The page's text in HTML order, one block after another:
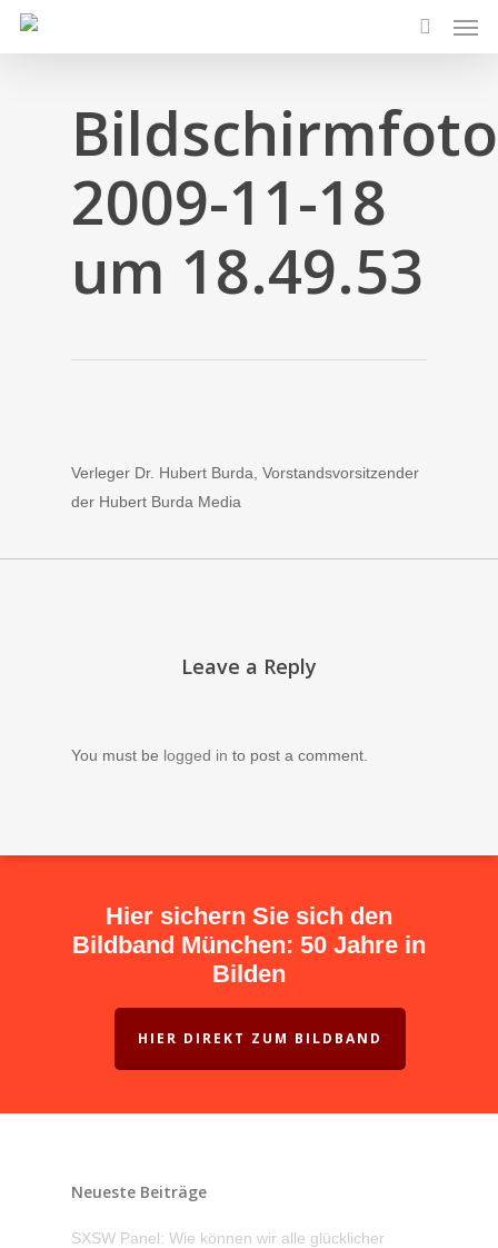
Skip
search
Bildschirmfoto
2009-11-18
um 18.49.53
Verleger Dr. Hubert Burda, Vorstandsvorsitzender
der Hubert Burda Media
Leave a Reply
You must be logged in to post a comment.
Hier sichern Sie sich den
Bildband München: 50 Jahre in
Bilden
HIER DIREKT ZUM BILDBAND
Neueste Beiträge
SXSW Panel: Wie können wir alle glücklicher